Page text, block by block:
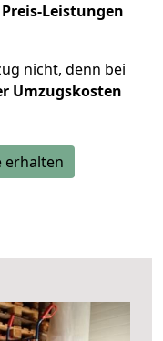
Leistungen
nicht, denn bei
Umzugskosten
erhalten